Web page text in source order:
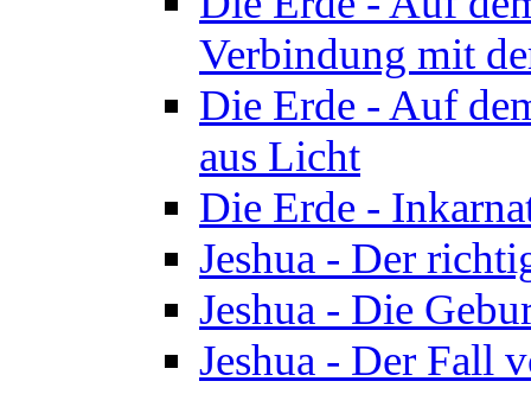
Verbindung mit
Die Erde - Auf
aus Licht
Die Erde -
Jeshua - Der
Jeshua - Die
Jeshua - Der Fall